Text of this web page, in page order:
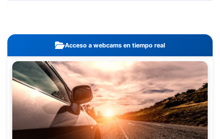
Acceso a webcams en tiempo real